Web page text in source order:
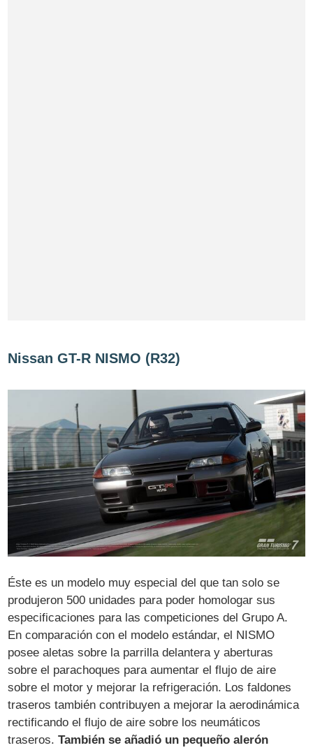
Nissan GT-R NISMO (R32)
Éste es un modelo muy especial del que tan solo se
produjeron 500 unidades para poder homologar sus
especificaciones para las competiciones del Grupo A.
En comparación con el modelo estándar, el NISMO
posee aletas sobre la parrilla delantera y aberturas
sobre el parachoques para aumentar el flujo de aire
sobre el motor y mejorar la refrigeración. Los faldones
traseros también contribuyen a mejorar la aerodinámica
rectificando el flujo de aire sobre los neumáticos
traseros.También se añadió un pequeño alerón